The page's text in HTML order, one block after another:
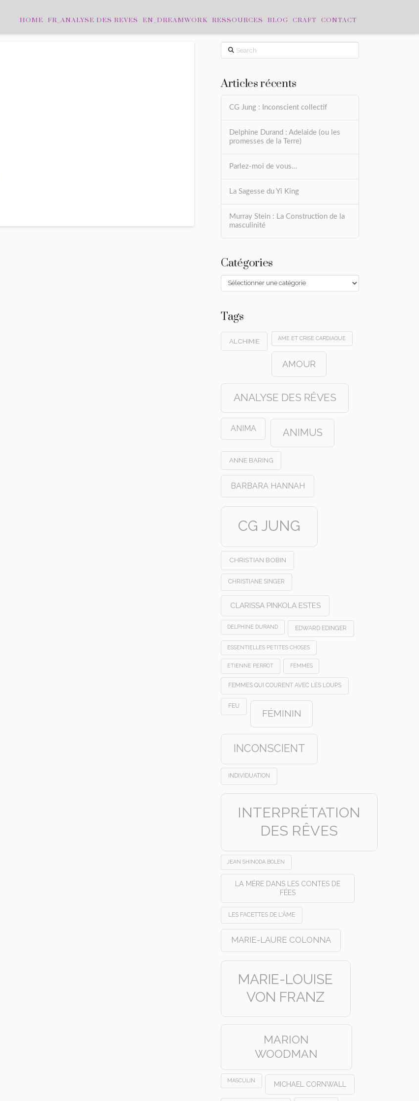
HOME FR_ANALYSE DES REVES EN_DREAMWORK RESSOURCES BLOG CRAFT CONTACT
Search
Articles récents
CG Jung : Inconscient collectif
Delphine Durand : Adelaide (ou les
promesses de la Terre)
Parlez-moi de vous…
La Sagesse du Yi King
Murray Stein : La Construction de la
masculinité
Catégories
Catégories
Tags
ALCHIMIE AME ET CRISE CARDIAQUE
AMOUR
ANALYSE DES RÊVES
ANIMA ANIMUS
ANNE BARING
BARBARA HANNAH
CG JUNG
CHRISTIAN BOBIN
CHRISTIANE SINGER
CLARISSA PINKOLA ESTES
DELPHINE DURAND EDWARD EDINGER
ESSENTIELLES PETITES CHOSES
ETIENNE PERROT FEMMES
FEMMES QUI COURENT AVEC LES LOUPS
FEU
FÉMININ
INCONSCIENT
INDIVIDUATION
INTERPRÉTATION
DES RÊVES
JEAN SHINODA BOLEN
LA MÈRE DANS LES CONTES DE
FÉES
LES FACETTES DE L'ÂME
MARIE-LAURE COLONNA
MARIE-LOUISE
VON FRANZ
MARION
WOODMAN
MASCULIN MICHAEL CORNWALL